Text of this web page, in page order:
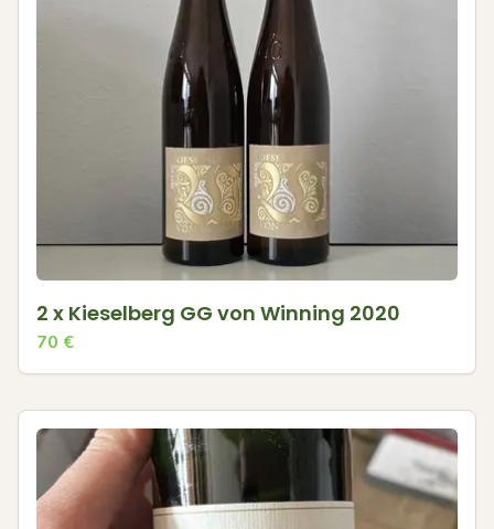
2 x Kieselberg GG von Winning 2020
70 €